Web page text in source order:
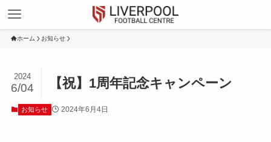
ホーム お知らせ
【祝】1周年記念キャンペーン
2024
6/04
お知らせ 2024年6月4日